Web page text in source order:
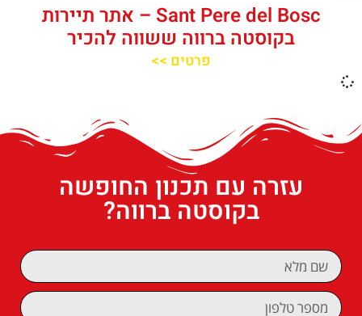
‪‪Sant Pere del Bosc‬‬ – אתר תיירות
בקוסטה ברווה ששווה להכיר
פרטים >>
עזרה עם תכנון החופשה
בקוסטה ברווה?